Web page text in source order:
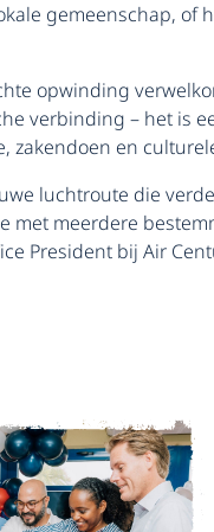
gemeenschap, of
opwinding
verbinding – het is
zakendoen en
luchtroute die
met meerdere
President bij Air